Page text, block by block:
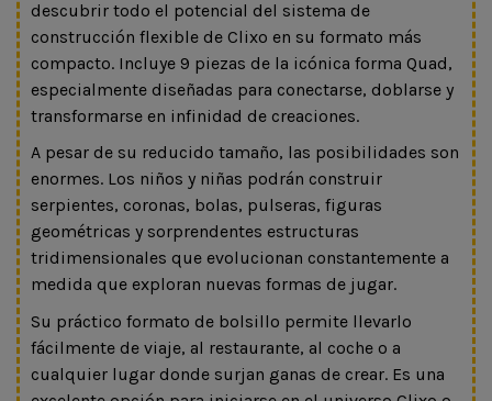
descubrir todo el potencial del sistema de
construcción flexible de Clixo en su formato más
compacto. Incluye 9 piezas de la icónica forma Quad,
especialmente diseñadas para conectarse, doblarse y
transformarse en infinidad de creaciones.
A pesar de su reducido tamaño, las posibilidades son
enormes. Los niños y niñas podrán construir
serpientes, coronas, bolas, pulseras, figuras
geométricas y sorprendentes estructuras
tridimensionales que evolucionan constantemente a
medida que exploran nuevas formas de jugar.
Su práctico formato de bolsillo permite llevarlo
fácilmente de viaje, al restaurante, al coche o a
cualquier lugar donde surjan ganas de crear. Es una